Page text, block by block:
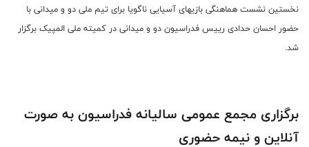
نخستین نشست هماهنگی بازیهای آسیایی ناگویا برای تیم ملی دو و میدانی با
حضور احسان حدادی رییس فدراسیون دو و میدانی در کمیته ملی المپیک برگزار
شد.
برگزاری مجمع عمومی سالیانه فدراسیون به صورت
آنلاین و نیمه حضوری